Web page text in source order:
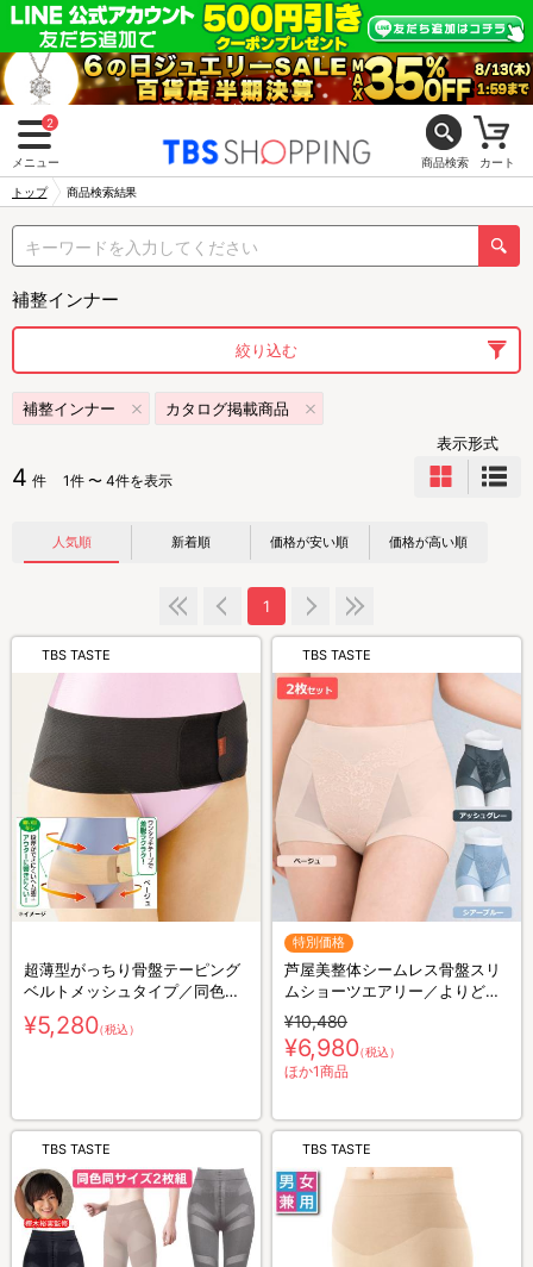
2
メニュー 商品検索 カート
トップ 商品検索結果
補整インナー
絞り込む
補整インナー カタログ掲載商品
4 件 1件 〜 4件を表示
表示形式
人気順 新着順 価格が安い順 価格が高い順
1
TBS TASTE
超薄型がっちり骨盤テーピング
ベルトメッシュタイプ／同色同
サイズ2枚組
¥5,280（税込）
TBS TASTE
特別価格
芦屋美整体シームレス骨盤スリ
ムショーツエアリー／よりどり
2枚セット
¥10,480
¥6,980（税込）
ほか1商品
TBS TASTE TBS TASTE